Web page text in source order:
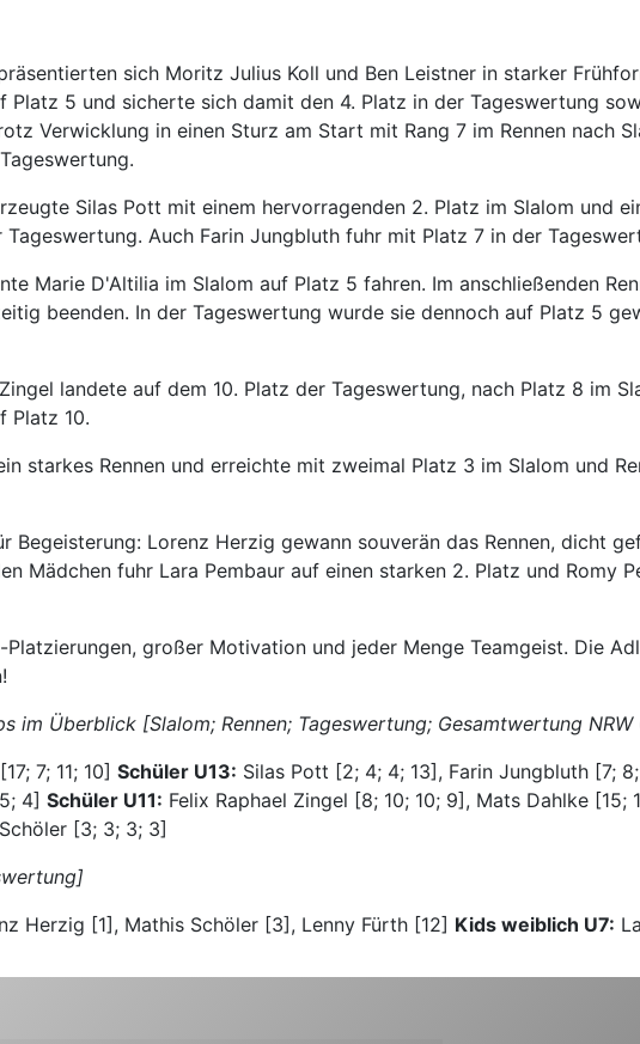
sich Moritz Julius Koll und Ben Leistner in starker
Platz 5 und sicherte sich damit den 4. Platz in der Tageswertung
Verwicklung in einen Sturz am Start mit Rang 7 im Rennen nach
Silas Pott mit einem hervorragenden 2. Platz im Slalom und
Tageswertung. Auch Farin Jungbluth fuhr mit Platz 7 in der
Marie D'Altilia im Slalom auf Platz 5 fahren. Im anschließenden
beenden. In der Tageswertung wurde sie dennoch auf Platz 5
landete auf dem 10. Platz der Tageswertung, nach Platz 8 im
Platz 10.
starkes Rennen und erreichte mit zweimal Platz 3 im Slalom und
Lorenz Herzig gewann souverän das Rennen, dicht
Mädchen fuhr Lara Pembaur auf einen starken 2. Platz und Romy
großer Motivation und jeder Menge Teamgeist. Die
im Überblick [Slalom; Rennen; Tageswertung; Gesamtwertung NRW
7; 11; 10] Schüler U13: Silas Pott [2; 4; 4; 13], Farin Jungbluth [7;
4] Schüler U11: Felix Raphael Zingel [8; 10; 10; 9], Mats Dahlke
[3; 3; 3; 3]
Herzig [1], Mathis Schöler [3], Lenny Fürth [12] Kids weiblich U7: